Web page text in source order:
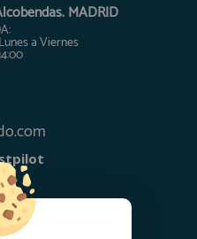
MADRID
a Viernes